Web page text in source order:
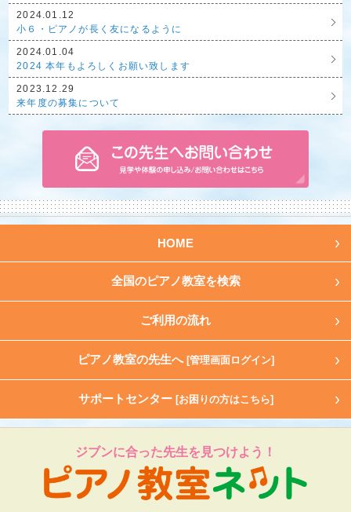
2024.01.12
小６・ピアノが長く友になるように
2024.01.04
2024 本年もよろしくお願い致します
2023.12.29
来年度の募集について
HOME
全国のピアノ教室を検索
ご利用の流れ
ピアノ教室の先生へ [管理画面ログイン]
サポートセンター [お困りの方はこちら]
ジブンに合った先生を見つけよう！